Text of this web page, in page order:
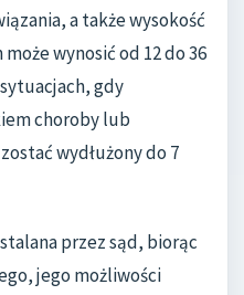
a także wysokość
wynosić od 12 do 36
gdy
choroby lub
wydłużony do 7
przez sąd, biorąc
jego możliwości